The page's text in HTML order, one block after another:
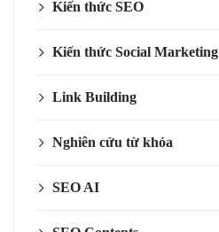
Kiến thức SEO
Kiến thức Social Marketing
Link Building
Nghiên cứu từ khóa
SEO AI